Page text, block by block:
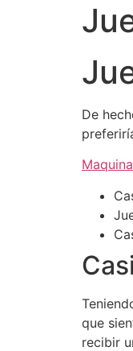
De
que
recibir